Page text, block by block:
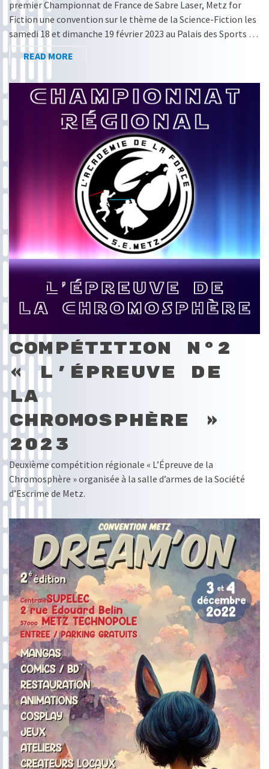
premier Championnat de France de Sabre Laser, Metz for
Fiction une convention sur le thème de la Science-Fiction les
samedi 18 et dimanche 19 février 2023 au Palais des Sports …
READ MORE
Compétition N°2
« L’Épreuve de
la
Chromosphère »
2023
Deuxième compétition régionale « L’Épreuve de la
Chromosphère » organisée à la salle d’armes de la Société
d’Escrime de Metz.